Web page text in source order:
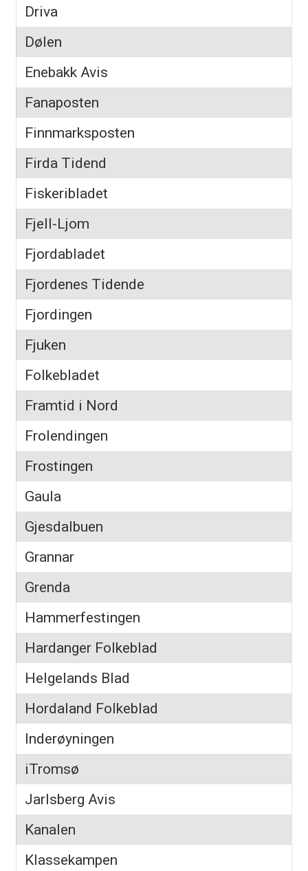
Driva
Dølen
Enebakk Avis
Fanaposten
Finnmarksposten
Firda Tidend
Fiskeribladet
Fjell-Ljom
Fjordabladet
Fjordenes Tidende
Fjordingen
Fjuken
Folkebladet
Framtid i Nord
Frolendingen
Frostingen
Gaula
Gjesdalbuen
Grannar
Grenda
Hammerfestingen
Hardanger Folkeblad
Helgelands Blad
Hordaland Folkeblad
Inderøyningen
iTromsø
Jarlsberg Avis
Kanalen
Klassekampen